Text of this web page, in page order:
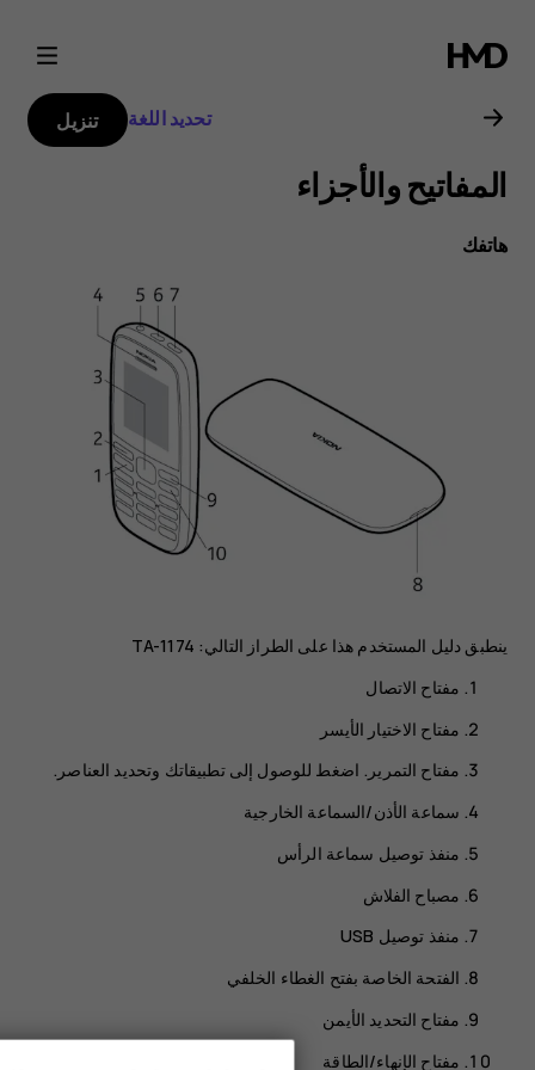
دليل
مستخدم
هاتف
(2019)
تحديد اللغة تنزيل
المفاتيح والأجزاء
هاتفك‬
ينطبق دليل المستخدم هذا على الطراز التالي: TA-1174
مفتاح الاتصال
مفتاح الاختيار الأيسر
مفتاح التمرير. اضغط للوصول إلى تطبيقاتك وتحديد العناصر.
سماعة الأذن/السماعة الخارجية
منفذ توصيل سماعة الرأس
مصباح الفلاش
منفذ توصيل USB
الفتحة الخاصة بفتح الغطاء الخلفي
مفتاح التحديد الأيمن
مفتاح الإنهاء/الطاقة